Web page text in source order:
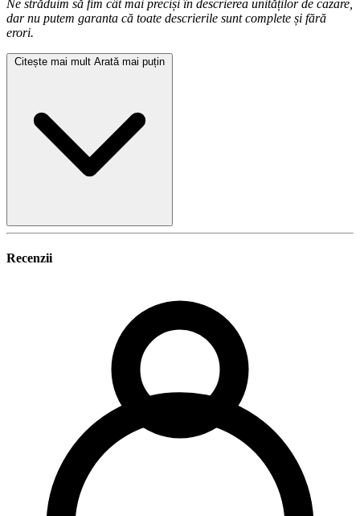
Ne străduim să fim cât mai preciși în descrierea unităților de cazare,
dar nu putem garanta că toate descrierile sunt complete și fără
erori.
Citește mai mult Arată mai puțin
Recenzii